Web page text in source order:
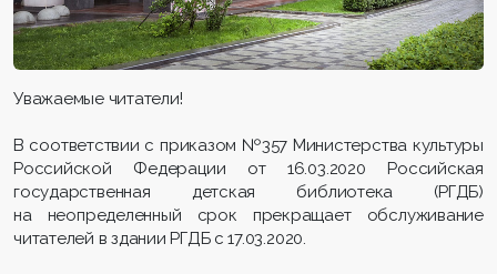
Уважаемые читатели!
В соответствии с приказом №357 Министерства культуры
Российской Федерации от 16.03.2020 Российская
государственная детская библиотека (РГДБ)
на неопределенный срок прекращает обслуживание
читателей в здании РГДБ с 17.03.2020.